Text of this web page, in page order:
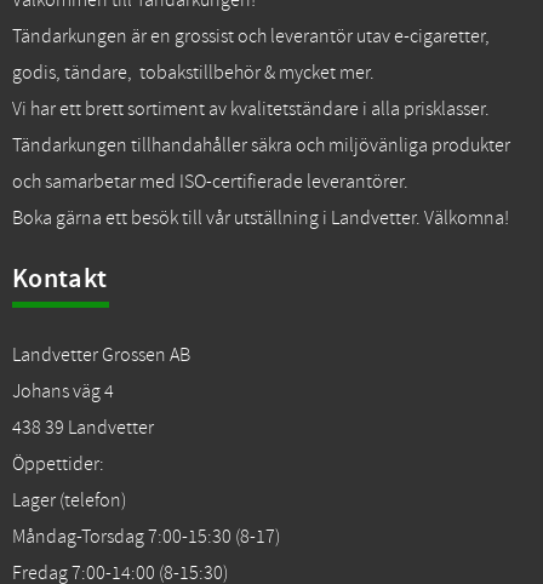
Tändarkungen är en grossist och leverantör utav e-cigaretter,
godis, tändare, tobakstillbehör & mycket mer.
Vi har ett brett sortiment av kvalitetständare i alla prisklasser.
Tändarkungen tillhandahåller säkra och miljövänliga produkter
och samarbetar med ISO-certifierade leverantörer.
Boka gärna ett besök till vår utställning i Landvetter. Välkomna!
Kontakt
Landvetter Grossen AB
Johans väg 4
438 39 Landvetter
Öppettider:
Lager (telefon)
Måndag-Torsdag 7:00-15:30 (8-17)
Fredag 7:00-14:00 (8-15:30)